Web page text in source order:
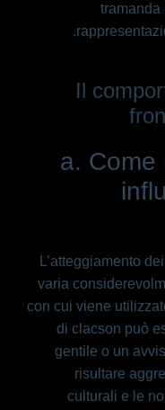
tramanda
Il
a. Come
L’atteggiamento
varia
con cui viene
di clacson può
gentile o un
risultare
culturali e le